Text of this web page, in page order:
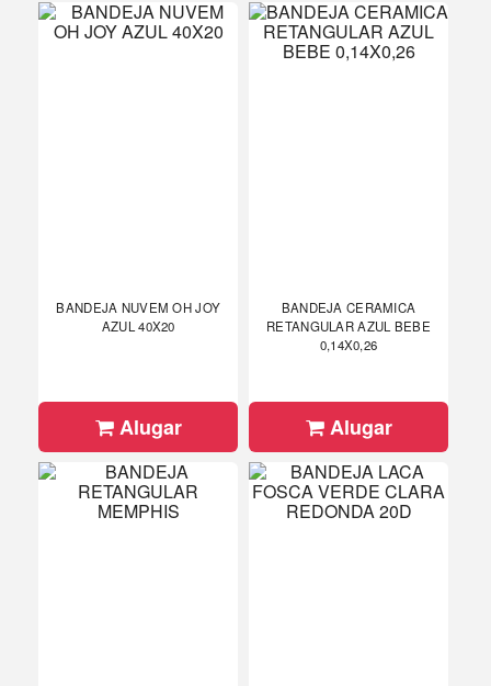
BANDEJA NUVEM OH JOY
AZUL 40X20
Alugar
BANDEJA CERAMICA
RETANGULAR AZUL BEBE
0,14X0,26
Alugar